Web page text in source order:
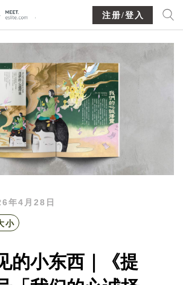
注册/登入
年4月28日
小
的小东西｜《提